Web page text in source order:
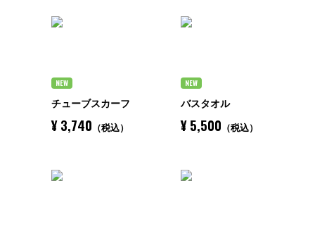
ジョアン・ミレッ GKコーチコラム
TOPICS
プライバシーポリシー
CSRについて
下限：
〜上限：
NEW
チューブスカーフ
¥ 3,740 （税込）
NEW
バスタオル
¥ 5,500 （税込）